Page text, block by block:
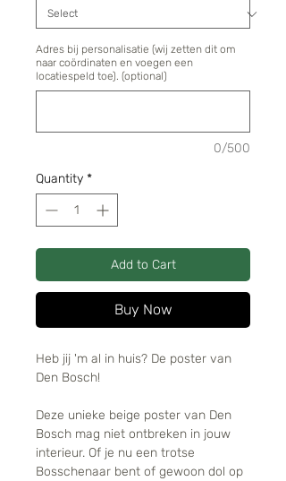
Adres bij personalisatie (wij zetten dit om
naar coördinaten en voegen een
locatiespeld toe). (optional)
0/500
Quantity *
Add to Cart
Buy Now
Heb jij 'm al in huis? De poster van
Den Bosch!
Deze unieke beige poster van Den
Bosch mag niet ontbreken in jouw
interieur. Of je nu een trotse
Bosschenaar bent of gewoon dol op